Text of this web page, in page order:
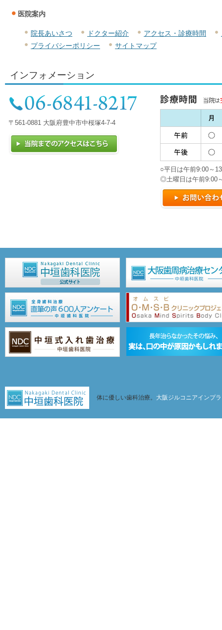
医院案内
院長あいさつ ドクター紹介 アクセス・診療時間
プライバシーポリシー
サイトマップ
インフォメーション
〒561-0881 大阪府豊中市中桜塚4-7-4
○平日は午前9:00～
◎土曜日は午前9:00
体に優しい歯科治療。 大阪ジルコニアインプ